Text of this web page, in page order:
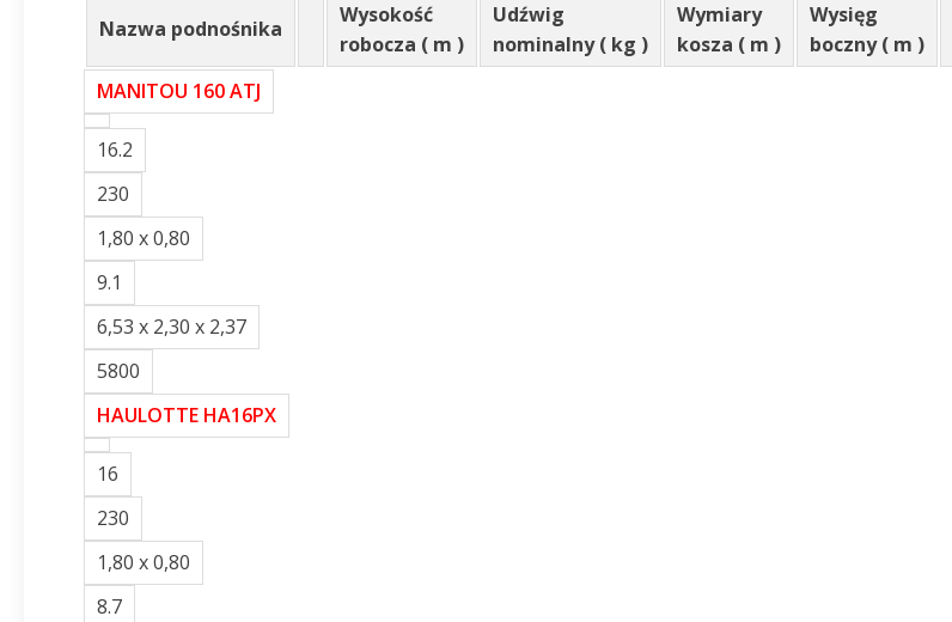
Nazwa podnośnika
Wysokość
robocza ( m )
Udźwig
nominalny ( kg )
Wymiary
kosza ( m )
Wysięg
boczny ( m )
MANITOU 160 ATJ
16.2
230
1,80 x 0,80
9.1
6,53 x 2,30 x 2,37
5800
HAULOTTE HA16PX
16
230
1,80 x 0,80
8.7